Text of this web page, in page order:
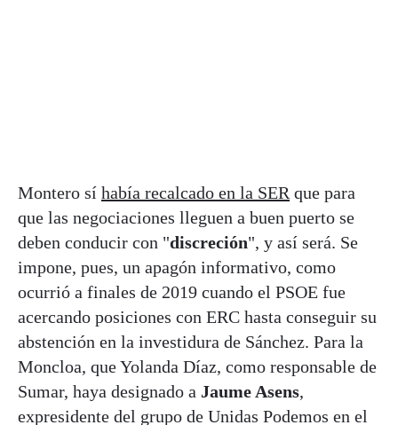
Montero sí había recalcado en la SER que para
que las negociaciones lleguen a buen puerto se
deben conducir con "discreción", y así será. Se
impone, pues, un apagón informativo, como
ocurrió a finales de 2019 cuando el PSOE fue
acercando posiciones con ERC hasta conseguir su
abstención en la investidura de Sánchez. Para la
Moncloa, que Yolanda Díaz, como responsable de
Sumar, haya designado a Jaume Asens,
expresidente del grupo de Unidas Podemos en el